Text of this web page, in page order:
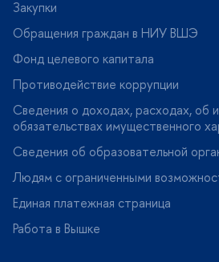
Закупки
Обращения граждан в НИУ ВШЭ
Фонд целевого капитала
Противодействие коррупции
Сведения о доходах, расходах, об
обязательствах имущественного
Сведения об образовательной
Людям с ограниченными
Единая платежная страница
Работа в Вышке